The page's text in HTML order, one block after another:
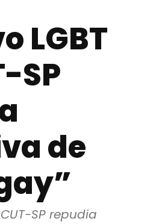
LGBT
SP
de
SP repudia